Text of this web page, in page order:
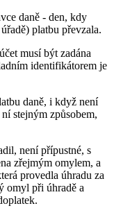
daně - den, kdy
platbu převzala.
musí být zadána
identifikátorem je
daně, i když není
stejným způsobem,
není přípustné, s
zřejmým omylem, a
provedla úhradu za
omyl při úhradě a